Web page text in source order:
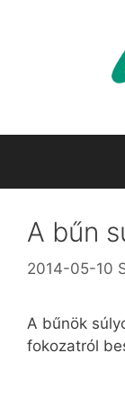
A bűn
2014-05-10
A bűnök
fokozatról